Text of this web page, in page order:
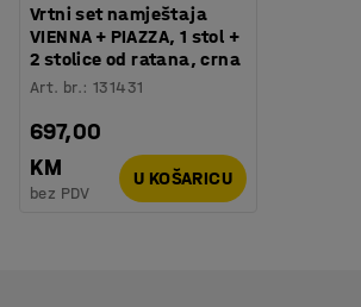
Vrtni set namještaja
VIENNA + PIAZZA, 1 stol +
2 stolice od ratana, crna
Art. br.:131431
697,00
KM
bez PDV
U KOŠARICU